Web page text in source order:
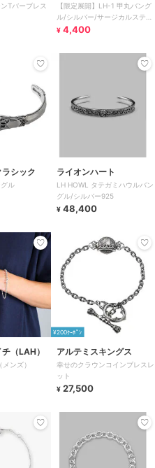
Tバーブレス
【限定展開】LH-1 甲丸バング
ル/シルバー/サージカルステン
レス 金属アレルギー対応
¥ 4,400
シック
ル
ライオンハート
LH HOWL タテガミハウルバン
グル/シルバー925
¥ 48,400
（LAH）
ンズ）
¥200ｸｰﾎﾟﾝ
アルテミスキングス
幸せのクラウンコインブレスレ
ット
¥ 27,500